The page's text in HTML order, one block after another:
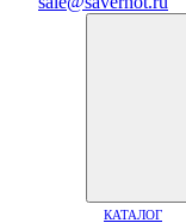
КАТАЛОГ